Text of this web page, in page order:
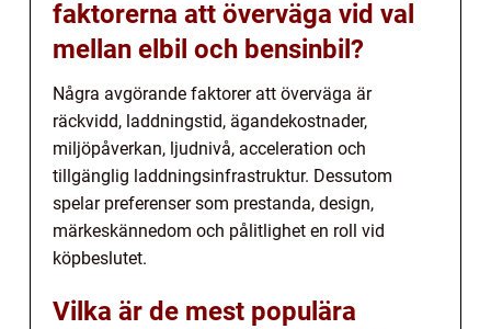
faktorerna att överväga vid val
mellan elbil och bensinbil?
Några avgörande faktorer att överväga är
räckvidd, laddningstid, ägandekostnader,
miljöpåverkan, ljudnivå, acceleration och
tillgänglig laddningsinfrastruktur. Dessutom
spelar preferenser som prestanda, design,
märkeskännedom och pålitlighet en roll vid
köpbeslutet.
Vilka är de mest populära